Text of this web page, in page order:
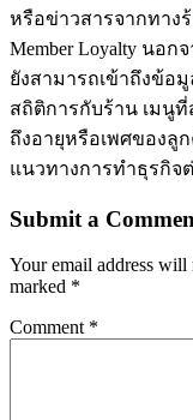
หรือข่าวสารจากทาง
Member Loyalty นอ
ยังสามารถเข้าถึงข้อ
สถิติการกับร้าน เมนู
ถึงอายุหรือเพศของลู
แนวทางการทำธุรกิจ
Submit a
Your email address will
marked *
Comment *